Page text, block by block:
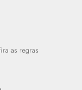
as regras